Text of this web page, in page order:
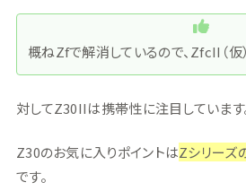
概ねZfで解消しているので、ZfcII（仮
対してZ30IIは携帯性に注目しています
Z30のお気に入りポイントはZシリーズ
です。